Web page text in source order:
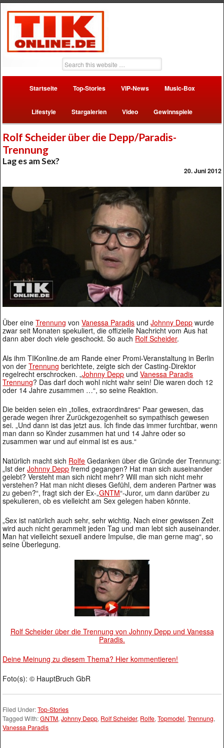
Startseite Top-Stories VIP-News Music-Box
Lifestyle Stargalerien Video Gewinnspiele
Rolf Scheider über die Depp/Paradis-
Trennung
Lag es am Sex?
20. Juni 2012
Über eineTrennung vonVanessa Paradis undJohnny Depp wurde
zwar seit Monaten spekuliert, die offizielle Nachricht vom Aus hat
dann aber doch viele geschockt. So auch Rolf Scheider.
Als ihm TIKonline.de am Rande einer Promi-Veranstaltung in Berlin
von derTrennung berichtete, zeigte sich der Casting-Direktor
regelrecht erschrocken. „Johnny Depp undVanessa Paradis
Trennung? Das darf doch wohl nicht wahr sein! Die waren doch 12
oder 14 Jahre zusammen …“, so seine Reaktion.
Die beiden seien ein „tolles, extraordinäres“ Paar gewesen, das
gerade wegen ihrer Zurückgezogenheit so sympathisch gewesen
sei. „Und dann ist das jetzt aus. Ich finde das immer furchtbar, wenn
man dann so Kinder zusammen hat und 14 Jahre oder so
zusammen war und auf einmal ist es aus.“
Natürlich macht sich Rolfe Gedanken über die Gründe der Trennung:
„Ist derJohnny Depp fremd gegangen? Hat man sich auseinander
gelebt? Versteht man sich nicht mehr? Will man sich nicht mehr
verstehen? Hat man nicht dieses Gefühl, dem anderen Partner was
zu geben?“, fragt sich der Ex-„GNTM“-Juror, um dann darüber zu
spekulieren, ob es vielleicht am Sex gelegen haben könnte.
„Sex ist natürlich auch sehr, sehr wichtig. Nach einer gewissen Zeit
wird auch nicht gerammelt jeden Tag und man lebt sich auseinander.
Man hat vielleicht sexuell andere Impulse, die man gerne mag“, so
seine Überlegung.
Rolf Scheider über die Trennung von Johnny Depp und Vanessa
Paradis.
Deine Meinung zu diesem Thema? Hier kommentieren!
Foto(s): © HauptBruch GbR
Filed Under:Top-Stories
Tagged With:GNTM,Johnny Depp, Rolf Scheider, Rolfe,Topmodel,Trennung,
Vanessa Paradis